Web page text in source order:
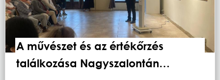
A művészet és az értékőrzés
találkozása Nagyszalontán…